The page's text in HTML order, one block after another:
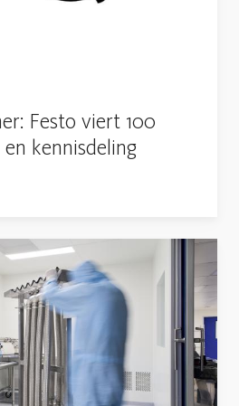
Festo viert 100
kennisdeling